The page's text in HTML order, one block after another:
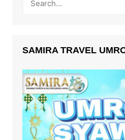
SAMIRA TRAVEL